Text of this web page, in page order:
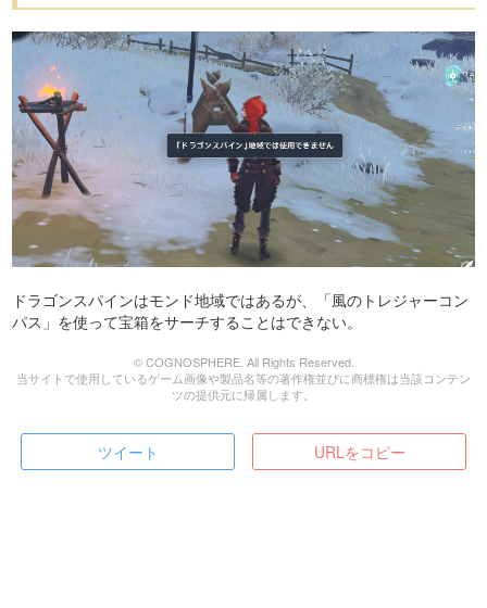
ドラゴンスパインはモンド地域ではあるが、「風のトレジャーコン
パス」を使って宝箱をサーチすることはできない。
© COGNOSPHERE. All Rights Reserved.
当サイトで使用しているゲーム画像や製品名等の著作権並びに商標権は当該コンテン
ツの提供元に帰属します。
ツイート URLをコピー